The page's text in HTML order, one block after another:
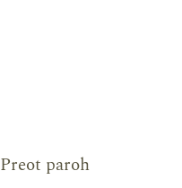
Preot paroh